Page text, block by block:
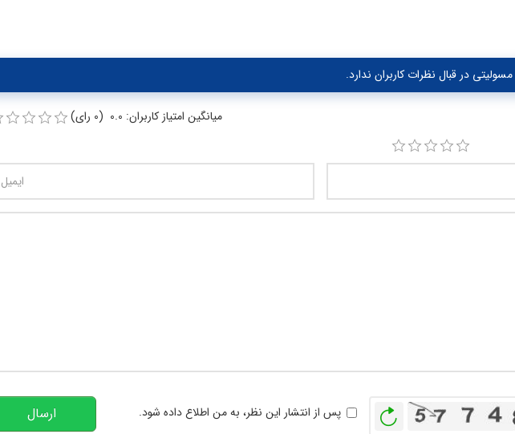
در قبال نظرات کاربران ندارد.
میانگین امتیاز کاربران: 0.0 (0 رای)
بازخوانیپس از انتشار این نظر، به من اطلاع داده شود. ارسال